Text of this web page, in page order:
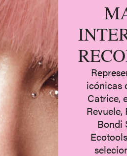
icónicas
Catrice,
Revuele,
Bondi